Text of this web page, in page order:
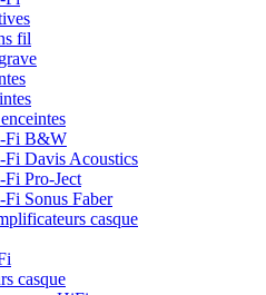
fil
Fi B&W
Fi Davis Acoustics
Pro-Ject
Sonus Faber
casque
casque